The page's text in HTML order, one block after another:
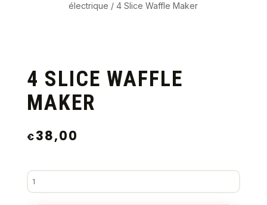
électrique / 4 Slice Waffle Maker
4 SLICE WAFFLE
MAKER
€38,00